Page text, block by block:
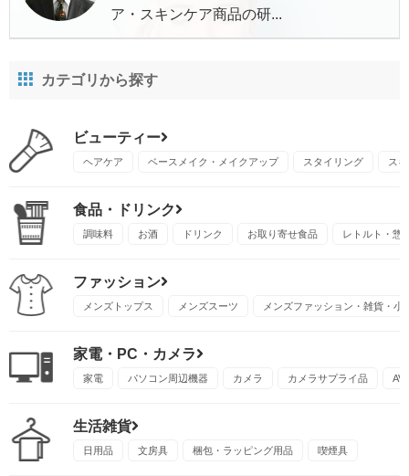
ア・スキンケア商品の研...
カテゴリから探す
ビューティー
ヘアケア ベースメイク・メイクアップ スタイリング ス
食品・ドリンク
調味料 お酒 ドリンク お取り寄せ食品 レトルト・惣
ファッション
メンズトップス メンズスーツ メンズファッション・雑貨・小
家電・PC・カメラ
家電 パソコン周辺機器 カメラ カメラサプライ品 AV
生活雑貨
日用品 文房具 梱包・ラッピング用品 喫煙具